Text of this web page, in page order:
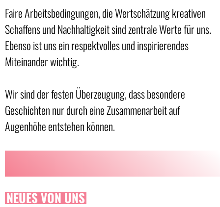
Faire Arbeitsbedingungen, die Wertschätzung kreativen
Schaffens und Nachhaltigkeit sind zentrale Werte für uns.
Ebenso ist uns ein respektvolles und inspirierendes
Miteinander wichtig.
Wir sind der festen Überzeugung, dass besondere
Geschichten nur durch eine Zusammenarbeit auf
Augenhöhe entstehen können.
NEUES VON UNS